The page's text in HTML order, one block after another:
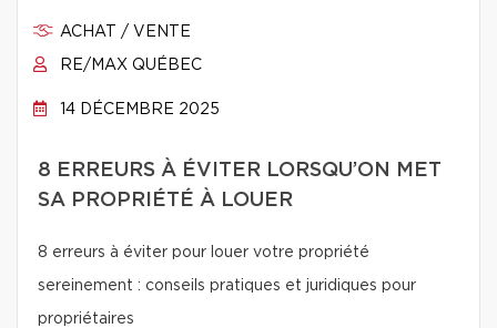
ACHAT / VENTE
RE/MAX QUÉBEC
14 DÉCEMBRE 2025
8 ERREURS À ÉVITER LORSQU’ON MET
SA PROPRIÉTÉ À LOUER
8 erreurs à éviter pour louer votre propriété
sereinement : conseils pratiques et juridiques pour
propriétaires